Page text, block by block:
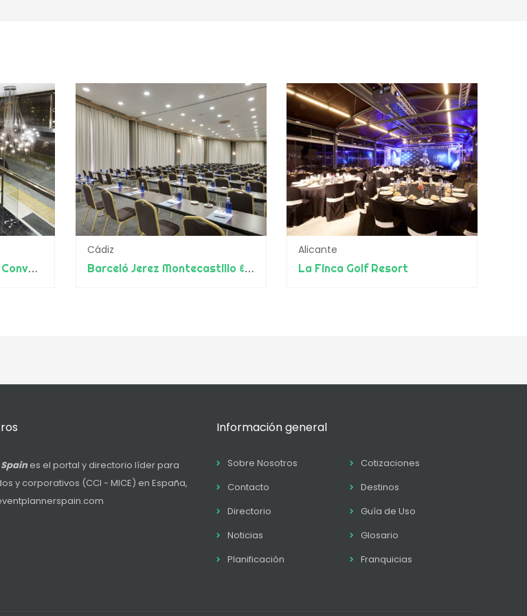
Elba Almería Business & Convention Hotel
Cádiz
Barceló Jerez Montecastillo & Convention Center
Alicante
La Finca Golf Resort
es el portal y directorio líder para
y corporativos (CCI - MICE) en España,
Información general
Sobre Nosotros
Cotizaciones
Contacto
Destinos
Directorio
Guía de Uso
Noticias
Glosario
Planificación
Franquicias